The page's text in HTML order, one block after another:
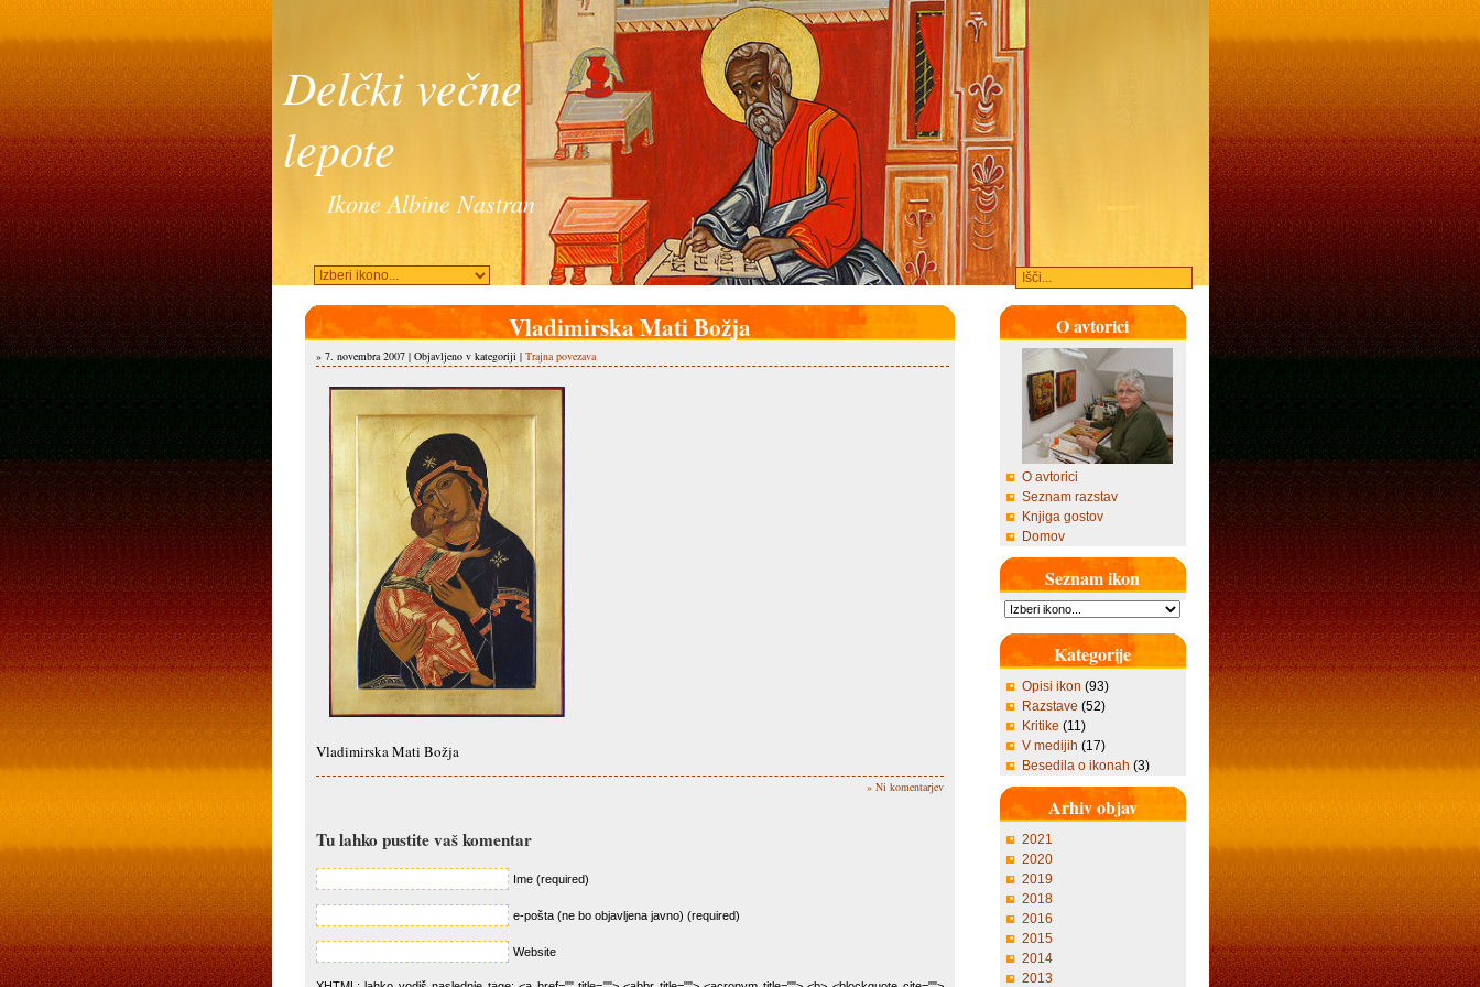
Delčki večne
lepote
Ikone Albine Nastran
Vladimirska Mati Božja
» 7. novembra 2007 | Objavljeno v kategoriji | Trajna povezava
Vladimirska Mati Božja
» Ni komentarjev
Tu lahko pustite vaš komentar
Ime (required)
e-pošta (ne bo objavljena javno) (required)
Website
O avtorici
O avtorici
Seznam razstav
Knjiga gostov
Domov
Seznam ikon
Kategorije
Opisi ikon (93)
Razstave (52)
Kritike (11)
V medijih (17)
Besedila o ikonah (3)
Arhiv objav
2021
2020
2019
2018
2016
2015
2014
2013